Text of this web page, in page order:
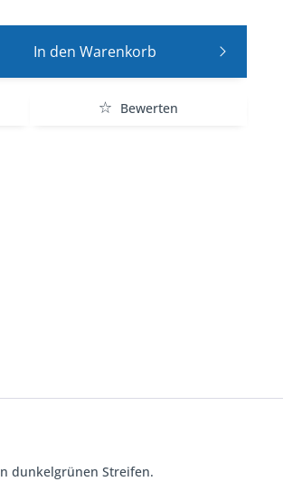
In den Warenkorb
Bewerten
dunkelgrünen Streifen.